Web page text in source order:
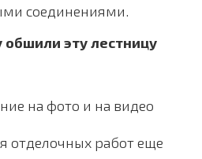
соединениями.
эту лестницу
на фото и на видео
отделочных работ еще